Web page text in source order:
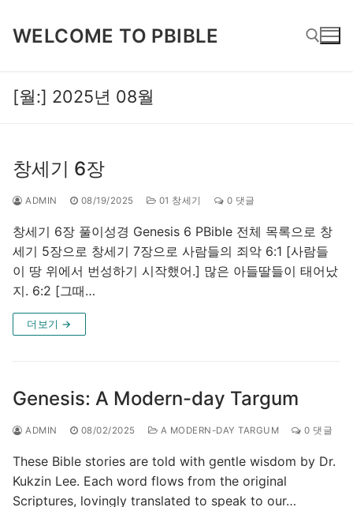
WELCOME TO PBIBLE
[월:] 2025년 08월
창세기 6장
ADMIN 08/19/2025 01 창세기 0 댓글
창세기 6장 풀이성경 Genesis 6 PBible 전체 목록으로 창
세기 5장으로 창세기 7장으로 사람들의 죄악 6:1 [사람들
이 땅 위에서 번성하기 시작했어.] 많은 아들딸들이 태어났
지. 6:2 [그때…
더보기 →
Genesis: A Modern-day Targum
ADMIN 08/02/2025 A MODERN-DAY TARGUM 0 댓글
These Bible stories are told with gentle wisdom by Dr.
Kukzin Lee. Each word flows from the original
Scriptures, lovingly translated to speak to our…